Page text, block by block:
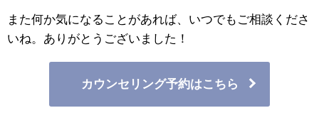
また何か気になることがあれば、いつでもご相談くださ
いね。ありがとうございました！
カウンセリング予約はこちら